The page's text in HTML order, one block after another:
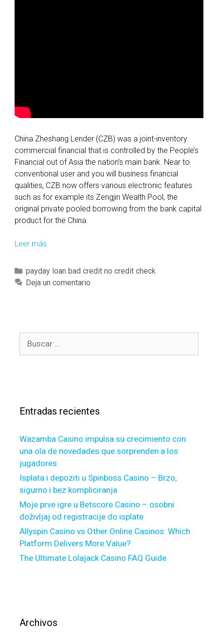
China Zheshang Lender (CZB) was a joint-inventory
commercial financial that is controlled by the People’s
Financial out of Asia the nation’s main bank. Near to
conventional user and you will business financial
qualities, CZB now offers various electronic features
such as for example its Zengjin Wealth Pool, the
original private pooled borrowing from the bank capital
product for the China.
Leer más
i
l
i
e
e
2
0
0
4
t
h
e
l
e
c
C
a
r
í
payday loan bad credit no credit check
Deja un comentario
:Entradas recientes
Wazamba Casino impulsa su crecimiento con
una ola de novedades que sorprenden a los
jugadores
Isplata i depoziti u Spinboss Casino – Brzo,
sigurno i bez kompliciranja
Moje prve igre u Betscore Casino – osobni
doživljaj od registracije do isplate
Allyspin Casino vs Other Online Casinos: Which
Platform Delivers More Value?
The Ultimate Lolajack Casino FAQ Guide
Archivos